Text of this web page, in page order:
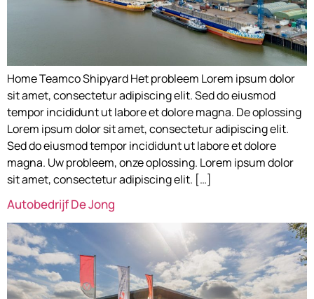
Home Teamco Shipyard Het probleem Lorem ipsum dolor
sit amet, consectetur adipiscing elit. Sed do eiusmod
tempor incididunt ut labore et dolore magna. De oplossing
Lorem ipsum dolor sit amet, consectetur adipiscing elit.
Sed do eiusmod tempor incididunt ut labore et dolore
magna. Uw probleem, onze oplossing. Lorem ipsum dolor
sit amet, consectetur adipiscing elit. […]
Autobedrijf De Jong